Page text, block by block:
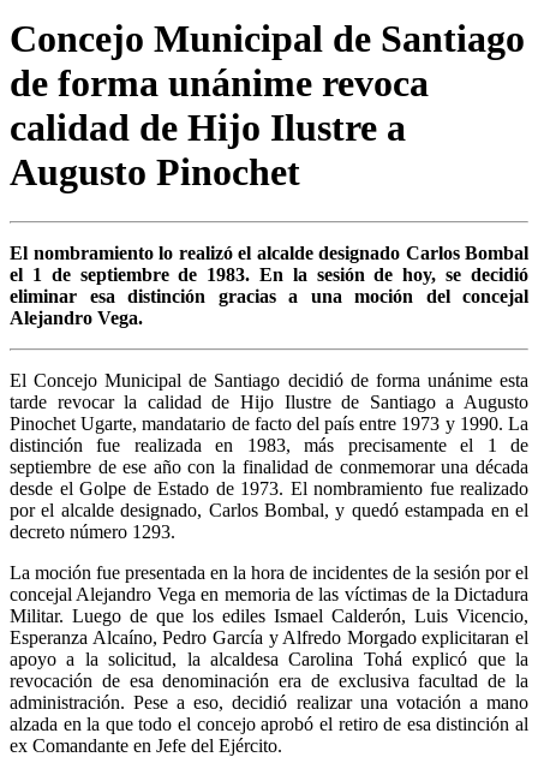
Concejo Municipal de Santiago
de forma unánime revoca
calidad de Hijo Ilustre a
Augusto Pinochet
El nombramiento lo realizó el alcalde designado Carlos Bombal
el 1 de septiembre de 1983. En la sesión de hoy, se decidió
eliminar esa distinción gracias a una moción del concejal
Alejandro Vega.
El Concejo Municipal de Santiago decidió de forma unánime esta
tarde revocar la calidad de Hijo Ilustre de Santiago a Augusto
Pinochet Ugarte, mandatario de facto del país entre 1973 y 1990. La
distinción fue realizada en 1983, más precisamente el 1 de
septiembre de ese año con la finalidad de conmemorar una década
desde el Golpe de Estado de 1973. El nombramiento fue realizado
por el alcalde designado, Carlos Bombal, y quedó estampada en el
decreto número 1293.
La moción fue presentada en la hora de incidentes de la sesión por el
concejal Alejandro Vega en memoria de las víctimas de la Dictadura
Militar. Luego de que los ediles Ismael Calderón, Luis Vicencio,
Esperanza Alcaíno, Pedro García y Alfredo Morgado explicitaran el
apoyo a la solicitud, la alcaldesa Carolina Tohá explicó que la
revocación de esa denominación era de exclusiva facultad de la
administración. Pese a eso, decidió realizar una votación a mano
alzada en la que todo el concejo aprobó el retiro de esa distinción al
ex Comandante en Jefe del Ejército.